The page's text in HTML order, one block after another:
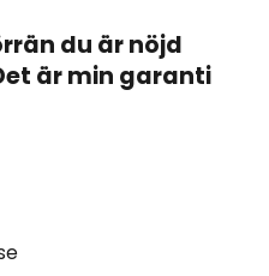
du är nöjd
är min garanti